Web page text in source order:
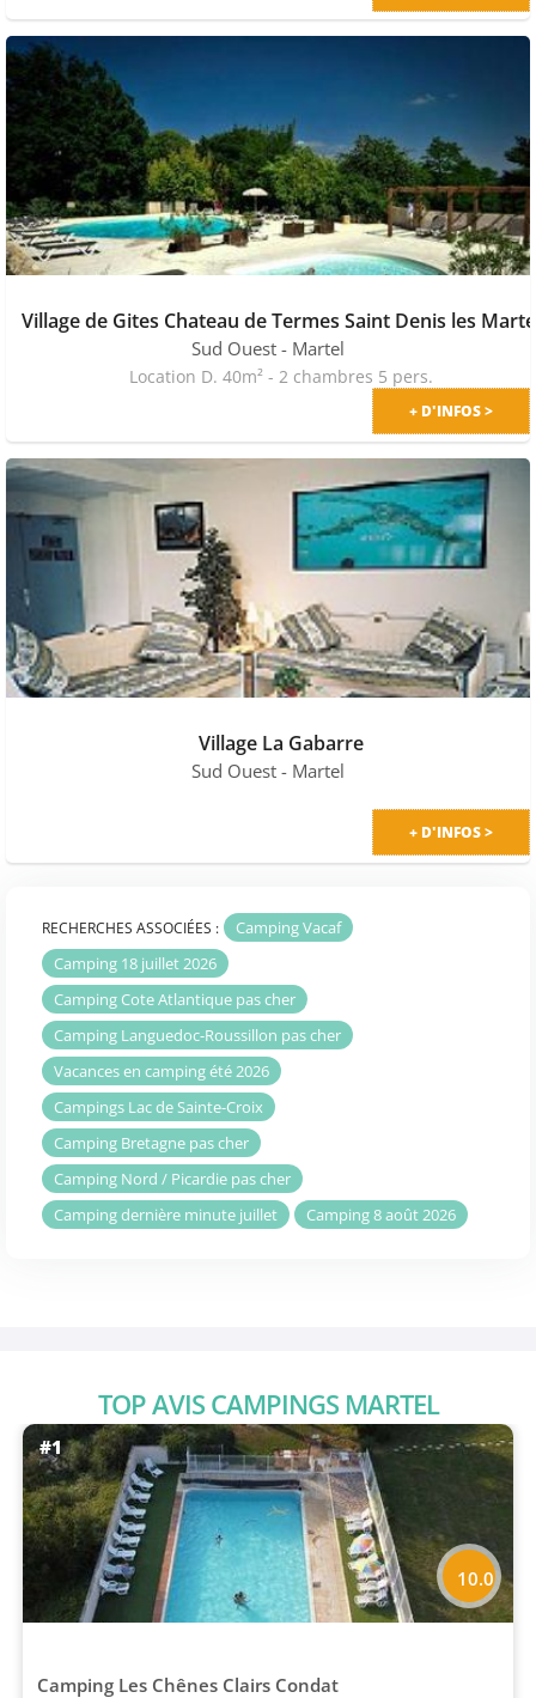
Village de Gites Chateau de Termes Saint Denis les
Sud Ouest - Martel
Location D. 40m² - 2 chambres 5 pers.
+ D'INFOS >
Village La Gabarre
Sud Ouest - Martel
+ D'INFOS >
RECHERCHES ASSOCIÉES :
Camping Vacaf
Camping 18 juillet 2026
Camping Cote Atlantique pas cher
Camping Languedoc-Roussillon pas cher
Vacances en camping été 2026
Campings Lac de Sainte-Croix
Camping Bretagne pas cher
Camping Nord / Picardie pas cher
Camping dernière minute juillet
Camping 8 août 2026
TOP AVIS CAMPINGS MARTEL
#1
Camping Les Chênes Clairs Condat
10.0